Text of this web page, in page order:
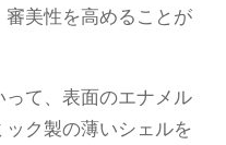
美性を高めることが
て、表面のエナメル
ク製の薄いシェルを